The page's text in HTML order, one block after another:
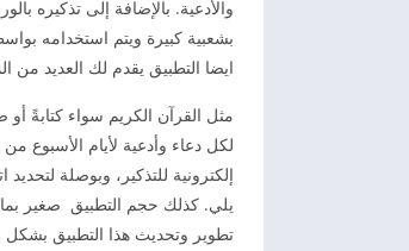
بشعبية كبيرة ويتم استخدامه
ايضا التطبيق يقدم لك العديد من
مثل القرآن الكريم سواء كتابةً أو
لكل دعاء وأدعية لأيام الأسبوع
إلكترونية للتذكير، وبوصلة
تطوير وتحديث هذا التطبيق